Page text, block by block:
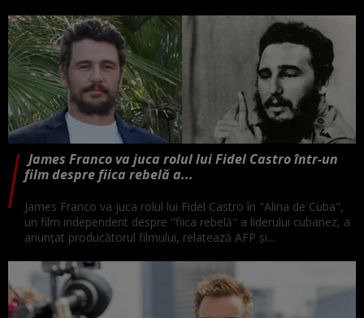
James Franco va juca rolul lui Fidel Castro într-un
film despre fiica rebelă a...
James Franco va juca rolul lui Fidel Castro în "Alina de Cuba",
un film independent despre "fiica rebelă" a liderului cubanez, a
anunţat producătorul filmului, relatează AFP și...